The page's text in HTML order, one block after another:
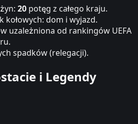
20 potęg z całego kraju.
kołowych: dom i wyjazd.
uzależniona od rankingów UEFA
spadków (relegacji).
i Legendy